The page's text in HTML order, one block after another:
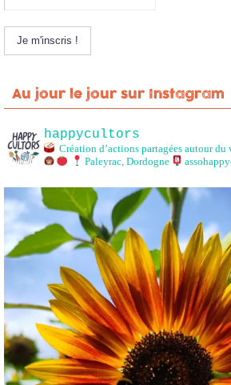
Au jour le jour sur Instagram
happycultors
Création d’actions partagées autour
Paleyrac, Dordogne